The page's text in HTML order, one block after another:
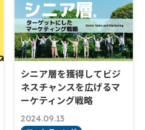
シニア層を獲得してビジ
ネスチャンスを広げるマ
ーケティング戦略
2024.09.13